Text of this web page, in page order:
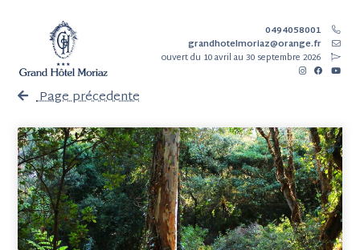
0494058001
grandhotelmoriaz@orange.fr
ouvertdu 10 avril au 30 septembre 2026
Page précedente